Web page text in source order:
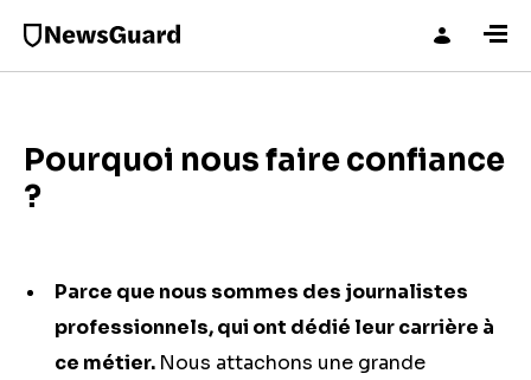
Pourquoi nous faire confiance
?
Parce que nous sommes des journalistes
professionnels, qui ont dédié leur carrière à
ce métier. Nous attachons une grande